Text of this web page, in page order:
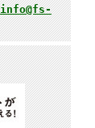
info@fs-